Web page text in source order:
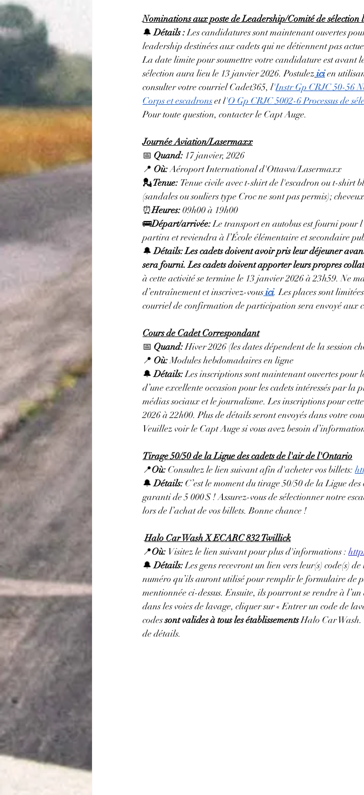
Nominations aux poste de Leadership/Comité de
🔔 Détails : Les candidatures sont maintenant ouvertes
leadership destinées aux cadets qui ne détiennent pas
La date limite pour soumettre votre candidature est avant
sélection aura lieu le 13 janvier 2026. Postulez ici en
consulter votre courriel Cadet365, l'Instr Gp CRJC 50-56
Corps et escadrons et l'O Gp CRJC 5002-6 Processus de
Pour toute question, contacter le Capt Auge.
Journée Aviation/Lasermaxx
📅 Quand: 17 janvier, 2026
📍 Où: Aéroport International d'Ottawa/Lasermaxx
💂 Tenue: Tenue civile avec t-shirt de l'escadron ou t-shirt
(sandales ou souliers type Croc ne sont pas permis);
⏰Heures: 09h00 à 19h00
🚌Départ/arrivée: Le transport en autobus est fourni pour
partira et reviendra à l’École élémentaire et secondaire
🔔 Détails: Les cadets doivent avoir pris leur déjeuner
sera fourni. Les cadets doivent apporter leurs propres
à cette activité se termine le 13 janvier 2026 à 23h59. Ne
d’entraînement et inscrivez-vousici. Les places sont
courriel de confirmation de participation sera envoyé aux
Cours de Cadet Correspondant
📅 Quand: Hiver 2026 (les dates dépendent de la session
📍 Où: Modules hebdomadaires en ligne
🔔 Détails: Les inscriptions sont maintenant ouvertes pour
d’une excellente occasion pour les cadets intéressés par
médias sociaux et le journalisme. Les inscriptions pour
2026 à 22h00. Plus de détails seront envoyés dans votre
Veuillez voir le Capt Auge si vous avez besoin
Tirage 50/50 de la Ligue des cadets de l'air de l'Ontario
📍Où: Consultez le lien suivant afin d'acheter vos billets:
🔔 Détails: C’est le moment du tirage 50/50 de la Ligue
garanti de 5 000 $ ! Assurez-vous de sélectionner notre
lors de l’achat de vos billets. Bonne chance !
Halo Car Wash X ECARC 832 Twillick
📍Où: Visitez le lien suivant pour plus d'informations :
🔔 Détails: Les gens recevront un lien vers leur(s) code(s)
numéro qu’ils auront utilisé pour remplir le formulaire de
mentionnée ci-dessus. Ensuite, ils pourront se rendre à
dans les voies de lavage, cliquer sur « Entrer un code de
codes sont valides à tous les établissements Halo Car Wash.
de détails.